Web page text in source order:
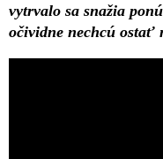
vytrvalo sa snažia
očividne nechcú ostať